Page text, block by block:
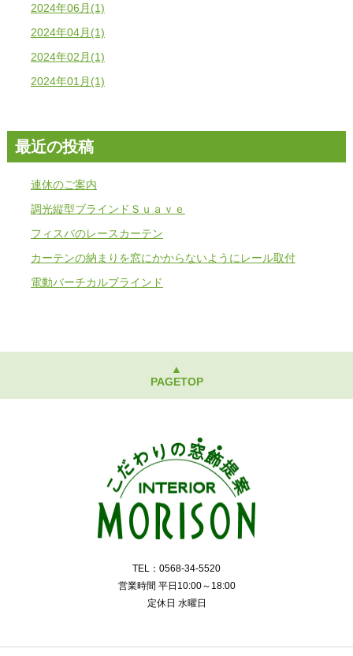
2024年06月(1)
2024年04月(1)
2024年02月(1)
2024年01月(1)
最近の投稿
連休のご案内
調光縦型ブラインドＳｕａｖｅ
フィスバのレースカーテン
カーテンの納まりを窓にかからないようにレール取付
電動バーチカルブラインド
▲
PAGETOP
TEL：0568-34-5520
営業時間 平日10:00～18:00
定休日 水曜日